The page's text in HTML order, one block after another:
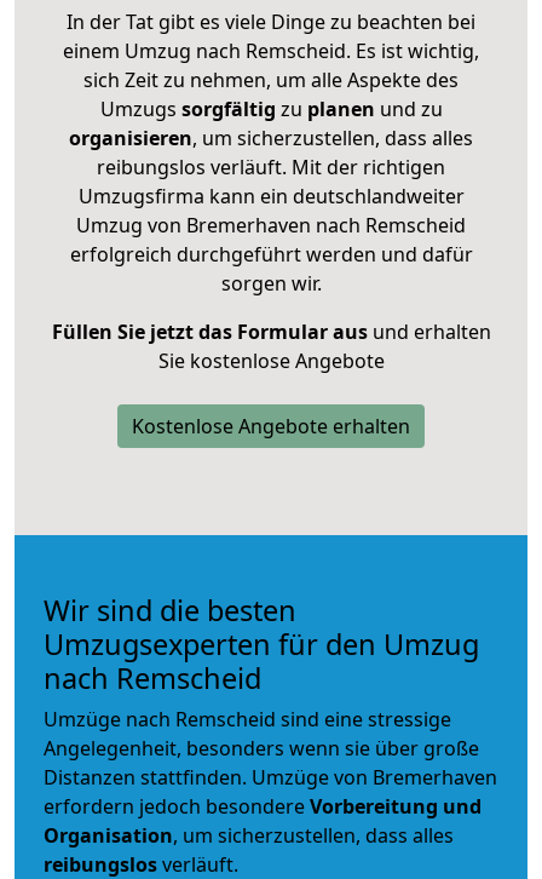
In der Tat gibt es viele Dinge zu beachten bei
einem Umzug nach Remscheid. Es ist wichtig,
sich Zeit zu nehmen, um alle Aspekte des
Umzugs sorgfältig zu planen und zu
organisieren, um sicherzustellen, dass alles
reibungslos verläuft. Mit der richtigen
Umzugsfirma kann ein deutschlandweiter
Umzug von Bremerhaven nach Remscheid
erfolgreich durchgeführt werden und dafür
sorgen wir.
Füllen Sie jetzt das Formular ausund erhalten
Sie kostenlose Angebote
Kostenlose Angebote erhalten
Wir sind die besten
Umzugsexperten für den Umzug
nach Remscheid
Umzüge nach Remscheid sind eine stressige
Angelegenheit, besonders wenn sie über große
Distanzen stattfinden. Umzüge von Bremerhaven
erfordern jedoch besondereVorbereitung und
Organisation, um sicherzustellen, dass alles
reibungslosverläuft.